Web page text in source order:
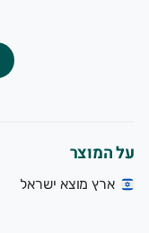
על המוצר
ארץ מוצא ישראל